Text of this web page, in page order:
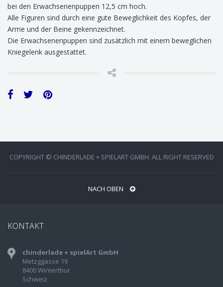
bei den Erwachsenenpuppen 12,5 cm hoch.
Alle Figuren sind durch eine gute Beweglichkeit des Kopfes, der
Arme und der Beine gekennzeichnet.
Die Erwachsenenpuppen sind zusätzlich mit einem beweglichen
Kniegelenk ausgestattet.
COPYRIGHT © CHINDERLADE + SPIELART GMBH. ALL RIGHT RESERVED
NACH OBEN
KONTAKT
chinderlade + spielArt GmbH
Metzggasse 19
8400 Winterthur
Schweiz